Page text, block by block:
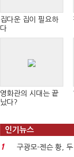
집다운 집이 필요하
다
영화관의 시대는 끝
났다?
인기뉴스
1
구광모-젠슨 황,